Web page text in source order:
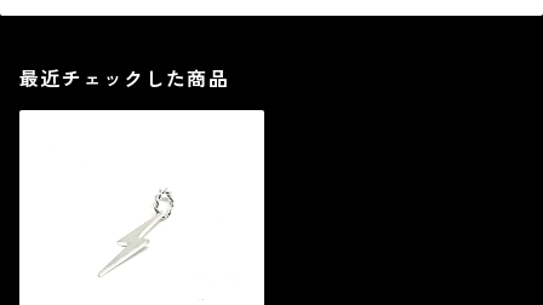
最近チェックした商品